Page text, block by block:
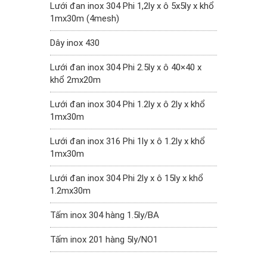
Lưới đan inox 304 Phi 1,2ly x ô 5x5ly x khổ
1mx30m (4mesh)
Dây inox 430
Lưới đan inox 304 Phi 2.5ly x ô 40×40 x
khổ 2mx20m
Lưới đan inox 304 Phi 1.2ly x ô 2ly x khổ
1mx30m
Lưới đan inox 316 Phi 1ly x ô 1.2ly x khổ
1mx30m
Lưới đan inox 304 Phi 2ly x ô 15ly x khổ
1.2mx30m
Tấm inox 304 hàng 1.5ly/BA
Tấm inox 201 hàng 5ly/NO1